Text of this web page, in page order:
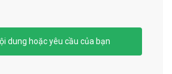
dung hoặc yêu cầu của bạn